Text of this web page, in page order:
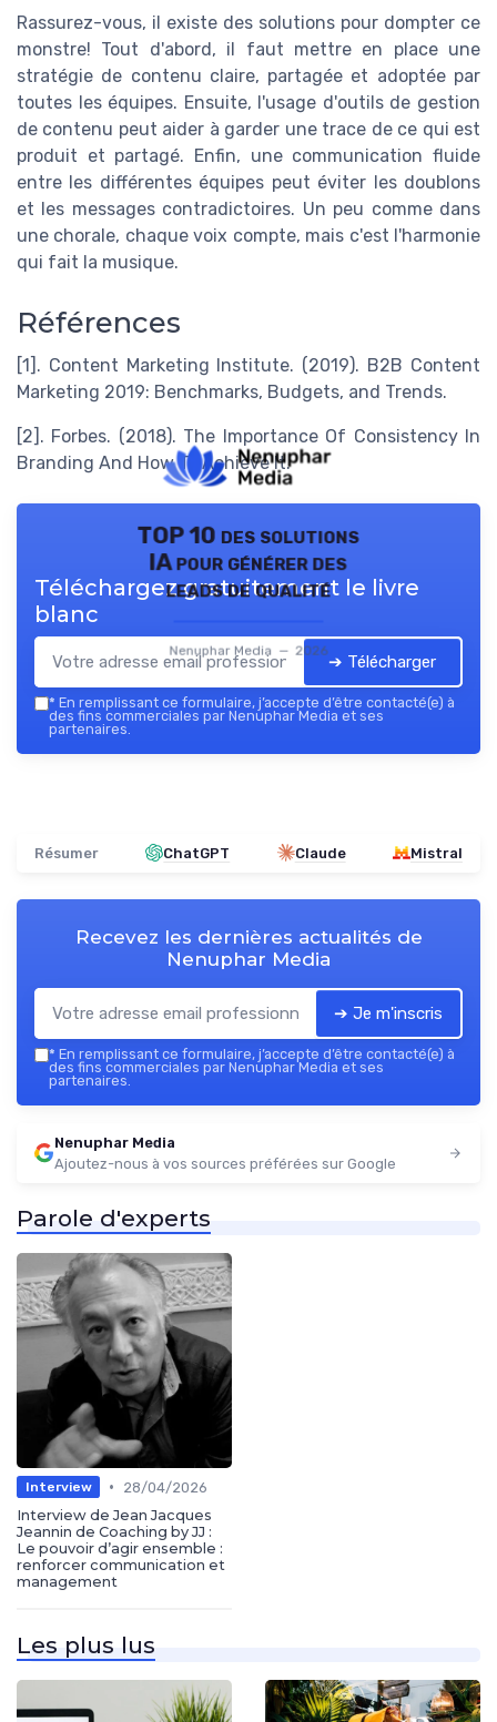
Rassurez-vous, il existe des solutions pour dompter ce
monstre! Tout d'abord, il faut mettre en place une
stratégie de contenu claire, partagée et adoptée par
toutes les équipes. Ensuite, l'usage d'outils de gestion
de contenu peut aider à garder une trace de ce qui est
produit et partagé. Enfin, une communication fluide
entre les différentes équipes peut éviter les doublons
et les messages contradictoires. Un peu comme dans
une chorale, chaque voix compte, mais c'est l'harmonie
qui fait la musique.
Références
[1]. Content Marketing Institute. (2019). B2B Content
Marketing 2019: Benchmarks, Budgets, and Trends.
[2]. Forbes. (2018). The Importance Of Consistency In
Branding And How To Achieve It.
TOP 10 des solutions
IA pour générer des
leads de qualité
Nenuphar Media — 2026
Téléchargez gratuitement le livre
blanc
➔ Télécharger
* En remplissant ce formulaire, j’accepte d’être contacté(e) à
des fins commerciales par Nenuphar Media et ses
partenaires.
Résumer ChatGPT Claude Mistral
Recevez les dernières actualités de
Nenuphar Media
➔ Je m'inscris
* En remplissant ce formulaire, j’accepte d’être contacté(e) à
des fins commerciales par Nenuphar Media et ses
partenaires.
Nenuphar Media
Ajoutez-nous à vos sources préférées sur Google
Parole d'experts
Interview •
28/04/2026
Interview de Jean Jacques
Jeannin de Coaching by JJ :
Le pouvoir d’agir ensemble :
renforcer communication et
management
Les plus lus